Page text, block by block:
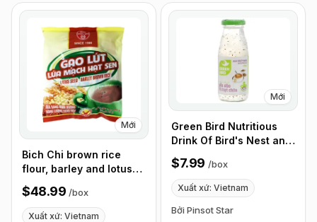
Mới
Bich Chi brown rice
flour, barley and lotus
seeds 12 Pack/Bag,
300g, Box of 24 Bags
$48.99 /box
Xuất xứ: Vietnam
Mới
Green Bird Nutritious
Drink Of Bird's Nest and
Chia Seed, Box of 6
bottles
$7.99 /box
Xuất xứ: Vietnam
Bởi Pinsot Star